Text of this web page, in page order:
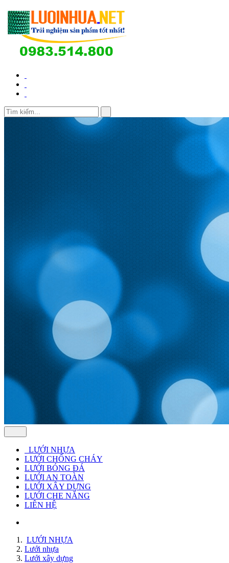
LƯỚI NHỰA
LƯỚI CHỐNG CHÁY
LƯỚI BÓNG ĐÁ
LƯỚI AN TOÀN
LƯỚI XÂY DỰNG
LƯỚI CHE NẮNG
LIÊN HỆ
LƯỚI NHỰA
Lưới nhựa
Lưới xây dựng